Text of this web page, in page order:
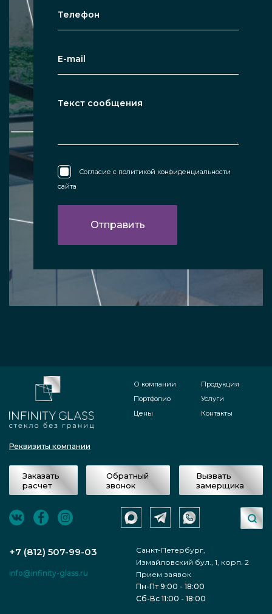
Согласие с политикой конфиденциальности
сайта
Реквизиты компании
О компании
Портфолио
Цены
Продукция
Услуги
Контакты
Заказать
расчет
Обратный
звонок
Вызвать
замерщика
+7 (812) 507-99-03
Санкт-Петербург,
Измайловский бул., 1, корп. 2
info@infinity-glass.ru
Прием заявок
Пн-Пт 9:00 - 18:00
Сб-Вс 11:00 - 18:00